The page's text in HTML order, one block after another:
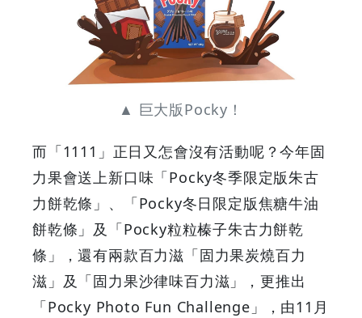
GOODEAL
Grab
Your
Coupons
▲ 巨大版Pocky！
而「1111」正日又怎會沒有活動呢？今年固
力果會送上新口味「Pocky冬季限定版朱古
力餅乾條」、「Pocky冬日限定版焦糖牛油
餅乾條」及「Pocky粒粒榛子朱古力餅乾
條」，還有兩款百力滋「固力果炭燒百力
滋」及「固力果沙律味百力滋」，更推出
「Pocky Photo Fun Challenge」，由11月